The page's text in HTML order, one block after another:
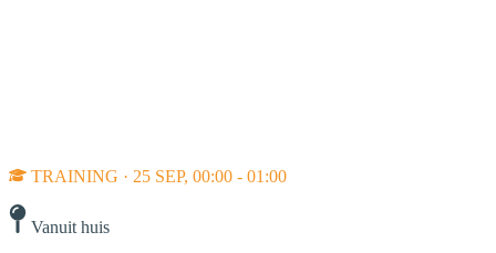
TRAINING · 25 SEP, 00:00 - 01:00
Vanuit huis